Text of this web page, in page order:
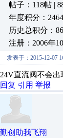
帖子：118帖 |
年度积分：2464
历史总积分：
注册：2006年
发表于：2015-12-07
24V直流阀不会
回复 引用 举报
勤创助我飞翔